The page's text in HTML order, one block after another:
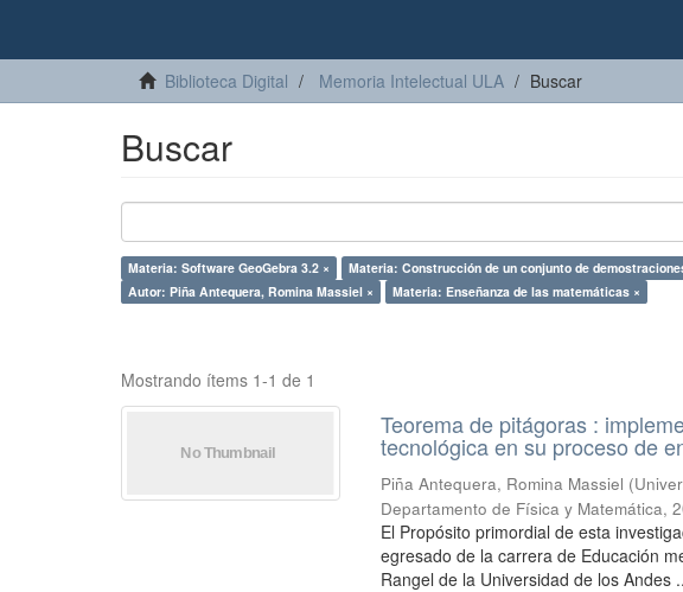
Biblioteca Digital Memoria Intelectual ULA Buscar
Buscar
Materia: Software GeoGebra 3.2 × Materia: Construcción de un conjunto de
Autor: Piña Antequera, Romina Massiel ×
Materia: Enseñanza de las matemáticas ×
Mostrando ítems 1-1 de 1
Teorema de pitágoras :
tecnológica en su proceso de
Piña Antequera, Romina Massiel (
Departamento de Física y Matemática,
El Propósito primordial de esta
egresado de la carrera de Educación
Rangel de la Universidad de los Andes